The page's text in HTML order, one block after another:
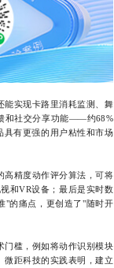
实现卡路里消耗监测、舞
和社交分享功能——约68%
具有更强的用户粘性和市场
精度动作评分算法，可将
和VR设备；最后是实时数
"的痛点，更创造了"随时开
槛，例如将动作识别模块
微距科技的实践表明，建立